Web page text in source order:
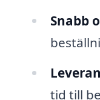
Snabb
tid till